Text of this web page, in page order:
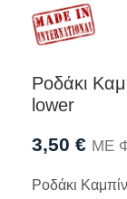
Ροδάκι
lower
3,50 € ΜΕ
Ροδάκι